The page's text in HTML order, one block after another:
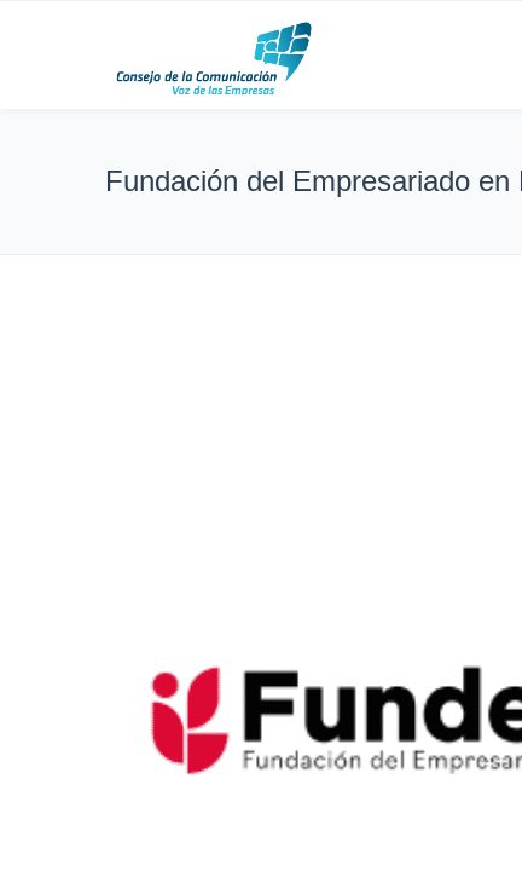
Fundación del Empresariado en